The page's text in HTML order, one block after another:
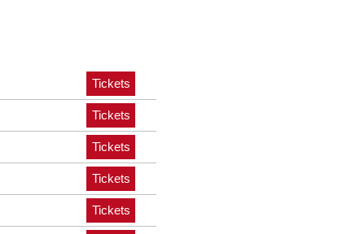
Tickets
Tickets
Tickets
Tickets
Tickets